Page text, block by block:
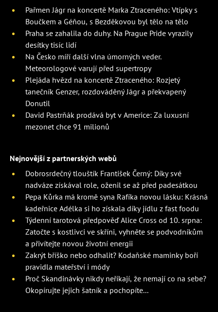
Pařmen Jágr na koncertě Marka Ztraceného: Vtípky s
Boučkem a Géňou, s Bezděkovou byl tělo na tělo
Praha se zahalila do duhy. Na Prague Pride vyrazily
desítky tisíc lidí
Na Česko míří další vlna úmorných veder.
Meteorologové varují před supertropy
Plejáda hvězd na koncertě Ztraceného: Rozjetý
tanečník Genzer, rozdováděný Jágr a překvapený
Donutil
David Pastrňák prodává byt v Americe: Za luxusní
mezonet chce 91 milionů
Nejnovější z partnerských webů
Dobrosrdečný tlouštík František Černý: Díky své
nadváze získával role, oženil se až před padesátkou
Pepa Kůrka má kromě syna Rafíka novou lásku: Krásná
kadeřnice Adélka si ho získala díky jídlu z fast foodu
Týdenní tarotová předpověď Alice Cross od 10. srpna:
Zatočte s kostlivci ve skříni, vyhněte se podvodníkům
a přivítejte novou životní energii
Zakrýt bříško nebo odhalit? Kodaňské maminky boří
pravidla mateřství i módy
Proč Skandinávky nikdy neříkají, že nemají co na sebe?
Okopírujte jejich šatník a pochopíte...